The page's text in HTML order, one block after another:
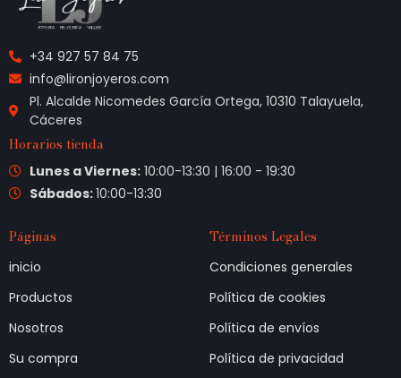
+34 927 57 84 75
info@lironjoyeros.com
Pl. Alcalde Nicomedes García Ortega, 10310 Talayuela,
Cáceres
Horarios tienda
Lunes a Viernes:10:00-13:30 | 16:00 - 19:30
Sábados:10:00-13:30
Páginas
inicio
Productos
Nosotros
Su compra
Términos Legales
Condiciones generales
Política de cookies
Política de envíos
Política de privacidad